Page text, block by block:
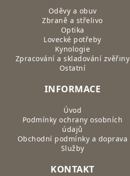
Oděvy a obuv
Zbraně a střelivo
Optika
Lovecké potřeby
Kynologie
Zpracování a skladování zvěřiny
Ostatní
INFORMACE
Úvod
Podmínky ochrany osobních
údajů
Obchodní podmínky a doprava
Služby
KONTAKT